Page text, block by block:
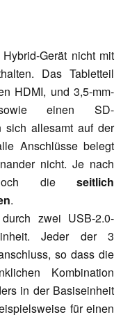
Gerät nicht mit
Das Tabletteil
HDMI, und 3,5-mm-
sowie einen SD-
sich allesamt auf der
Anschlüsse belegt
nicht. Je nach
die seitlich
.
zwei USB-2.0-
Jeder der 3
so dass die
Kombination
in der Basiseinheit
für einen